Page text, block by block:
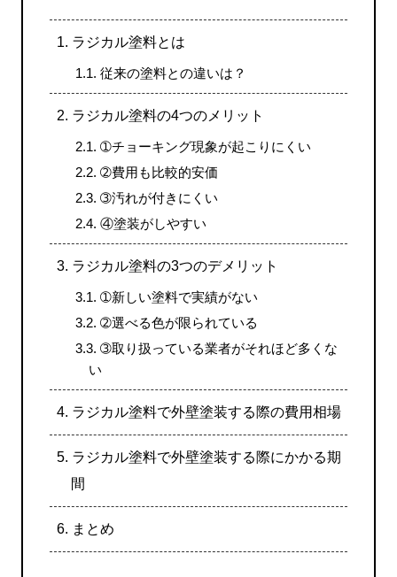
1. ラジカル塗料とは
1.1. 従来の塗料との違いは？
2. ラジカル塗料の4つのメリット
2.1. ➀チョーキング現象が起こりにくい
2.2. ➁費用も比較的安価
2.3. ➂汚れが付きにくい
2.4. ④塗装がしやすい
3. ラジカル塗料の3つのデメリット
3.1. ➀新しい塗料で実績がない
3.2. ➁選べる色が限られている
3.3. ➂取り扱っている業者がそれほど多くな
い
4. ラジカル塗料で外壁塗装する際の費用相場
5. ラジカル塗料で外壁塗装する際にかかる期
間
6. まとめ